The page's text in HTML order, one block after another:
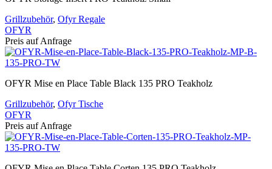
Grillzubehör, Ofyr Regale
OFYR
Preis auf Anfrage
OFYR Mise en Place Table Black 135 PRO Teakholz
Grillzubehör, Ofyr Tische
OFYR
Preis auf Anfrage